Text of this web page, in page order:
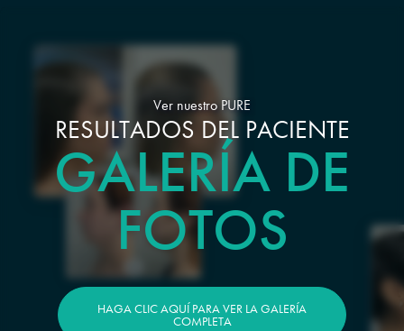
Ver nuestro PURE
RESULTADOS DEL PACIENTE
GALERÍA DE
FOTOS
HAGA CLIC AQUÍ PARA VER LA GALERÍA
COMPLETA